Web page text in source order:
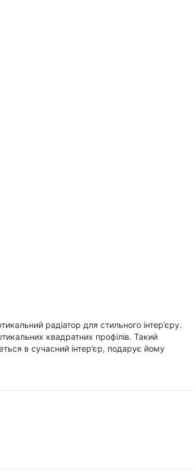
радіатор для стильного інтер’єру.
квадратних профілів. Такий
в сучасний інтер’єр, подарує йому